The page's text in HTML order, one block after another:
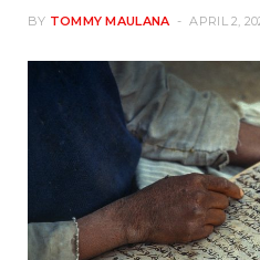
BY TOMMY MAULANA APRIL 2,